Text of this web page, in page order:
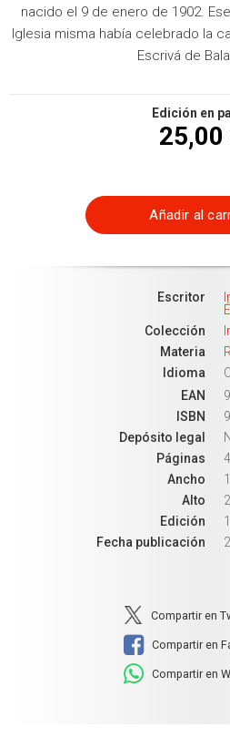
nacido el 9 de enero de 1902.
Iglesia misma había celebrado la
Escrivá de
Edición en
25,00
Añadir al
Escritor
Colección
Materia
Idioma
EAN
ISBN
Depósito legal
Páginas
Ancho
Alto
Edición
1
Fecha publicación
Compartir en
Compartir en
Compartir en